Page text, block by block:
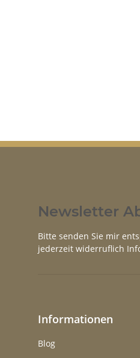
Newsletter
Bitte senden Sie mir
jederzeit widerruflich
Informationen
Blog